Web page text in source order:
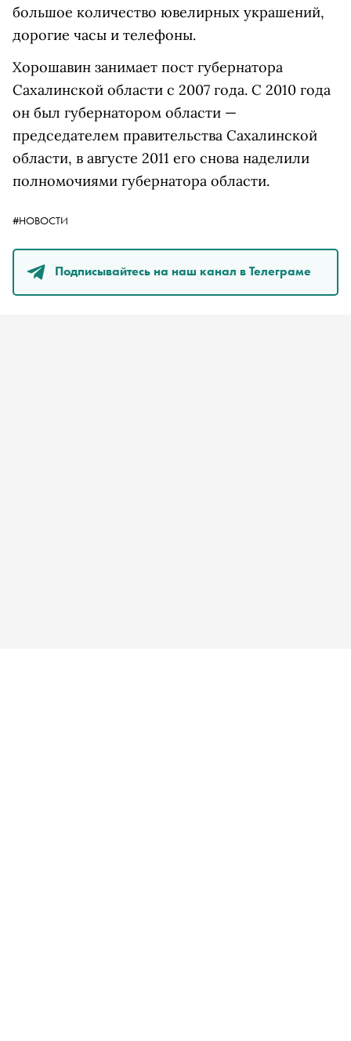
большое количество ювелирных украшений,
дорогие часы и телефоны.
Хорошавин занимает пост губернатора
Сахалинской области с 2007 года. С 2010 года
он был губернатором области —
председателем правительства Сахалинской
области, в августе 2011 его снова наделили
полномочиями губернатора области.
#НОВОСТИ
Подписывайтесь на наш канал в Телеграме